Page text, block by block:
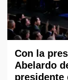
Con la
Abelardo
presidente